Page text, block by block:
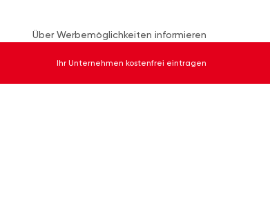
Über Werbemöglichkeiten informieren
Ihr Unternehmen kostenfrei eintragen